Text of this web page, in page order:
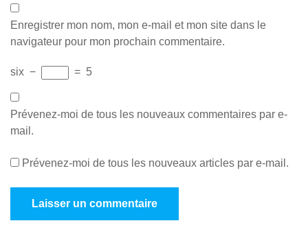
Enregistrer mon nom, mon e-mail et mon site dans le
navigateur pour mon prochain commentaire.
six − = 5
Prévenez-moi de tous les nouveaux commentaires par e-
mail.
Prévenez-moi de tous les nouveaux articles par e-mail.